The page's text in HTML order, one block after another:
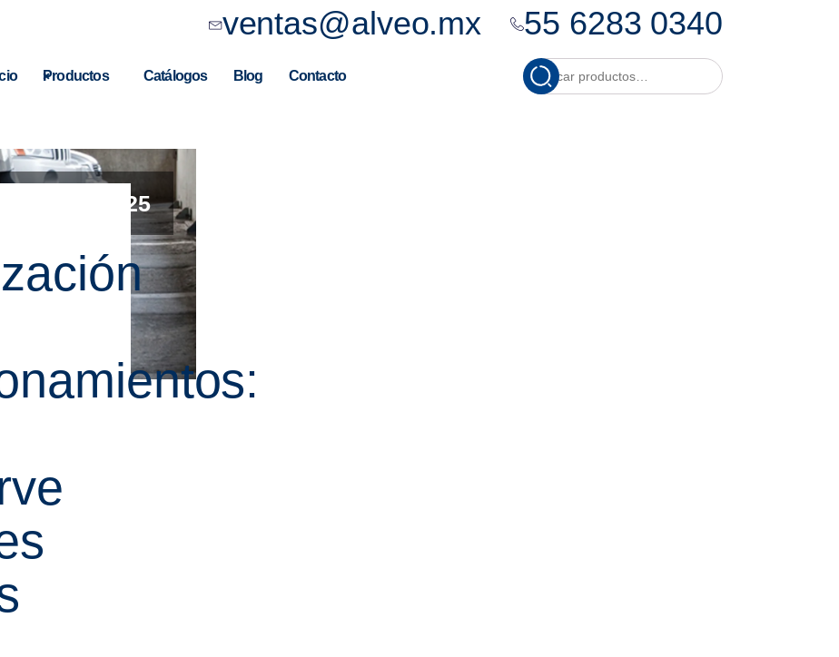
ventas@alveo.mx 55 6283 0340
Productos Catálogos Blog Contacto
Buscar
por:
Cuando hay
enero de 2025